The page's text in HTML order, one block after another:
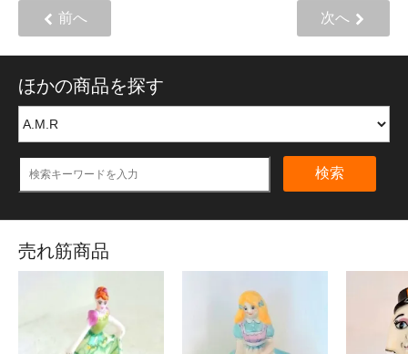
前へ 次へ
ほかの商品を探す
検索
売れ筋商品